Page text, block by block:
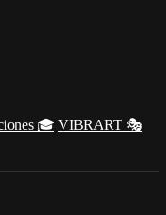
🎓 VIBRART 🎭